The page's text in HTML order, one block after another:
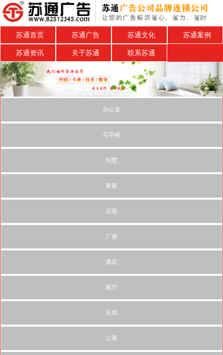
苏通首页 苏通广告 苏通文化 苏通案例
苏通资讯 关于苏通 联系苏通
办公室
写字楼
别墅
家庭
店面
厂房
酒店
展厅
宾馆
公寓